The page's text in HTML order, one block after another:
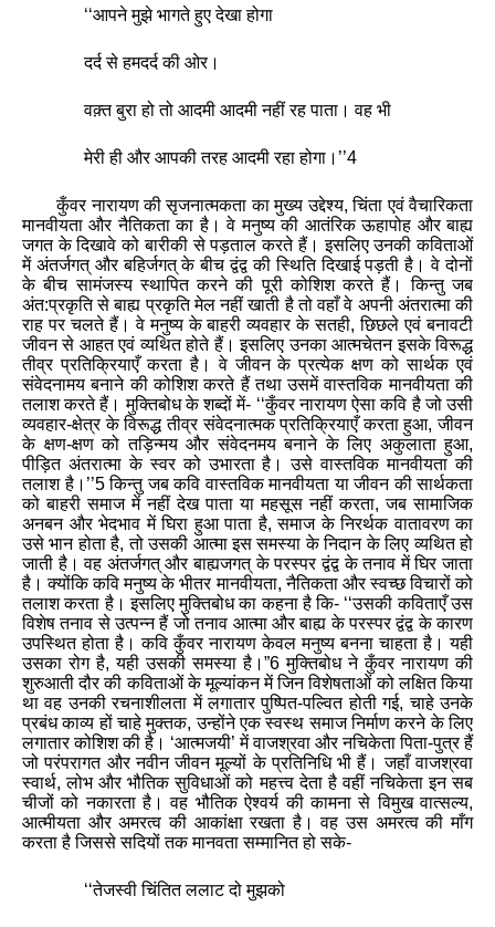
‘‘आपने मुझे भागते हुए देखा होगा
दर्द से हमदर्द की ओर।
वक़्त बुरा हो तो आदमी आदमी नहीं रह पाता। वह भी
मेरी ही और आपकी तरह आदमी रहा होगा। ’’4
कुँवर नारायण की सृजनात्मकता का मुख्य उद्देश्य,चिंता एवं वैचारिकता
मानवीयता और नैतिकता का है। वे मनुष्य की आतंरिक ऊहापोह और बाह्य
जगत के दिखावे को बारीकी से पड़ताल करते हैं। इसलिए उनकी कविताओं
में अंतर्जगत् और बहिर्जगत् के बीच द्वंद्व की स्थिति दिखाई पड़ती है। वे दोनों
के बीच सामंजस्‍य स्‍थापित करने की पूरी कोशिश करते हैं। किन्तु जब
अंत:प्रकृति से बाह्य प्रकृति मेल नहीं खाती है तो वहाँ वे अपनी अंतरात्‍मा की
राह पर चलते हैं। वे मनुष्य के बाहरी व्‍यवहार के सतही,छिछले एवं बनावटी
जीवन से आहत एवं व्‍यथित होते हैं। इसलिए उनका आत्‍मचेतन इसके विरूद्ध
तीव्र प्रतिक्रियाएँ करता है। वे जीवन के प्रत्येक क्षण को सार्थक एवं
संवेदनामय बनाने की कोशिश करते हैं तथा उसमें वास्तविक मानवीयता की
तलाश करते हैं। मुक्तिबोध के शब्‍दों में- ‘‘कुँवर नारायण ऐसा कवि है जो उसी
व्‍यवहार-क्षेत्र के विरूद्ध तीव्र संवेदनात्‍मक प्रतिक्रियाएँ करता हुआ,जीवन
के क्षण-क्षण को तड़ि‍न्‍मय और संवेदनमय बनाने के लिए अकुलाता हुआ,
पीड़ि‍त अंतरात्‍मा के स्‍वर को उभारता है। उसे वास्‍तविक मानवीयता की
तलाश है। ’’5 किन्‍तु जब कवि वास्‍तविक मानवीयता या जीवन की सार्थकता
को बाहरी समाज में नहीं देख पाता या महसूस नहीं करता,जब सामाजिक
अनबन और भेदभाव में घिरा हुआ पाता है,समाज के निरर्थक वातावरण का
उसे भान होता है,तो उसकी आत्‍मा इस समस्‍या के निदान के लिए व्‍यथित हो
जाती है। वह अंतर्जगत् और बाह्यजगत् के परस्‍पर द्वंद्व के तनाव में घिर जाता
है। क्योंकि कवि मनुष्य के भीतर मानवीयता,नैतिकता और स्वच्छ विचारों को
तलाश करता है। इसलिए मुक्तिबोध का कहना है कि- ‘‘उसकी कविताएँ उस
विशेष तनाव से उत्‍पन्‍न हैं जो तनाव आत्‍मा और बाह्य के परस्‍पर द्वंद्व के कारण
उपस्थित होता है। कवि कुँवर नारायण केवल मनुष्‍य बनना चाहता है। यही
उसका रोग है,यही उसकी समस्‍या है। ”6 मुक्तिबोध ने कुँवर नारायण की
शुरुआती दौर की कविताओं के मूल्यांकन में जिन विशेषताओं को लक्षित किया
था वह उनकी रचनाशीलता में लगातार पुष्पित-पल्वित होती गई,चाहे उनके
प्रबंध काव्य हों चाहे मुक्तक,उन्होंने एक स्वस्थ समाज निर्माण करने के लिए
लगातार कोशिश की है। ‘आत्‍मजयी’में वाजश्रवा और नचिकेता पिता-पुत्र हैं
जो परंपरागत और नवीन जीवन मूल्‍यों के प्रतिनिधि भी हैं। जहाँ वाजश्रवा
स्‍वार्थ,लोभ और भौतिक सुविधाओं को महत्त्व देता है वहीं नचिकेता इन सब
चीजों को नकारता है। वह भौतिक ऐश्‍वर्य की कामना से विमुख वात्‍सल्‍य,
आत्‍मीयता और अमरत्‍व की आकांक्षा रखता है। वह उस अमरत्‍व की माँग
करता है जिससे सदियों तक मानवता सम्‍मानित हो सके-
‘‘तेजस्‍वी चिंतित ललाट दो मुझको